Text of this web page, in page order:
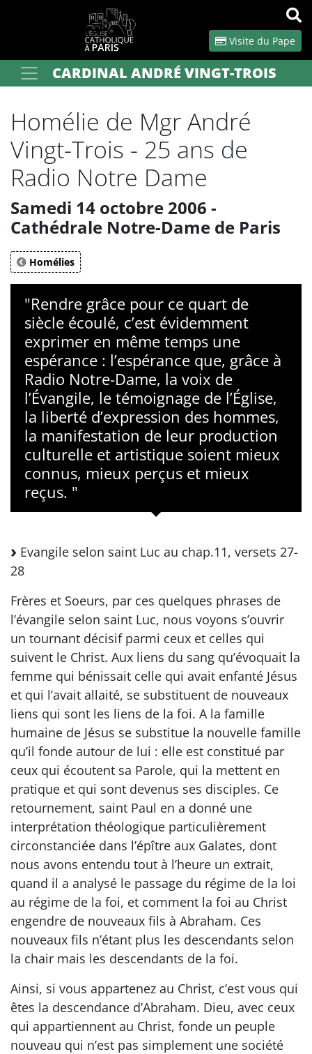
Visite du Pape
Votre recherche OK
CARDINAL ANDRÉ VINGT-TROIS
Homélie de Mgr André
Vingt-Trois - 25 ans de
Radio Notre Dame
Samedi 14 octobre 2006 -
Cathédrale Notre-Dame de Paris
Homélies
"Rendre grâce pour ce quart de
siècle écoulé, c’est évidemment
exprimer en même temps une
espérance : l’espérance que, grâce à
Radio Notre-Dame, la voix de
l’Évangile, le témoignage de l’Église,
la liberté d’expression des hommes,
la manifestation de leur production
culturelle et artistique soient mieux
connus, mieux perçus et mieux
reçus. "
Evangile selon saint Luc au chap.11, versets 27-
28
Frères et Soeurs, par ces quelques phrases de
l’évangile selon saint Luc, nous voyons s’ouvrir
un tournant décisif parmi ceux et celles qui
suivent le Christ. Aux liens du sang qu’évoquait la
femme qui bénissait celle qui avait enfanté Jésus
et qui l’avait allaité, se substituent de nouveaux
liens qui sont les liens de la foi. A la famille
humaine de Jésus se substitue la nouvelle famille
qu’il fonde autour de lui : elle est constitué par
ceux qui écoutent sa Parole, qui la mettent en
pratique et qui sont devenus ses disciples. Ce
retournement, saint Paul en a donné une
interprétation théologique particulièrement
circonstanciée dans l’épître aux Galates, dont
nous avons entendu tout à l’heure un extrait,
quand il a analysé le passage du régime de la loi
au régime de la foi, et comment la foi au Christ
engendre de nouveaux fils à Abraham. Ces
nouveaux fils n’étant plus les descendants selon
la chair mais les descendants de la foi.
Ainsi, si vous appartenez au Christ, c’est vous qui
êtes la descendance d’Abraham. Dieu, avec ceux
qui appartiennent au Christ, fonde un peuple
nouveau qui n’est pas simplement une société
Panneau de gestion des cookies